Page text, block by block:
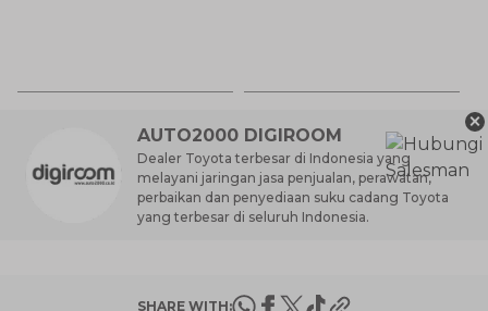
AUTO2000 DIGIROOM
Dealer Toyota terbesar di Indonesia yang
melayani jaringan jasa penjualan, perawatan,
perbaikan dan penyediaan suku cadang Toyota
yang terbesar di seluruh Indonesia.
SHARE WITH:
×